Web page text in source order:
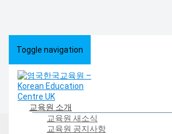
Toggle navigation
교육원 소개
교육원 새소식
교육원 공지사항
영국교육 > 영국 교육정보